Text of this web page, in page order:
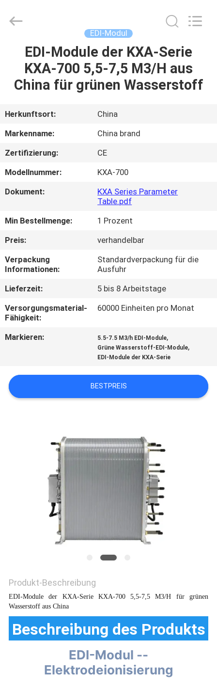
HAUS
PRODUKTE
ÜBER
UNS
FABRIK-
AUSFLUG
QUALITÄTSKONTROLLE
TRETEN
SIE
MIT
UNS
IN
VERBINDUNG
FORDERN
SIE EIN
SITEMAP
PRIVACY
EDI-Modul
EDI-Module der KXA-Serie
KXA-700 5,5-7,5 M3/H aus
China für grünen Wasserstoff
Herkunftsort:
China
Markenname:
China brand
Zertifizierung:
CE
Modellnummer:
KXA-700
Dokument:
KXA Series Parameter
Table.pdf
Min Bestellmenge:
1 Prozent
Preis:
verhandelbar
Verpackung
Informationen:
Standardverpackung für die
Ausfuhr
Lieferzeit:
5 bis 8 Arbeitstage
Versorgungsmaterial-
Fähigkeit:
60000 Einheiten pro Monat
Markieren: 5.5-7.5 M3/h EDI-Module,
Grüne Wasserstoff-EDI-Module,
EDI-Module der KXA-Serie
BESTPREIS
Produkt-Beschreibung
EDI-Module der KXA-Serie KXA-700 5,5-7,5 M3/H für grünen
Wasserstoff aus China
Beschreibung des Produkts
EDI-Modul --
Elektrodeionisierung